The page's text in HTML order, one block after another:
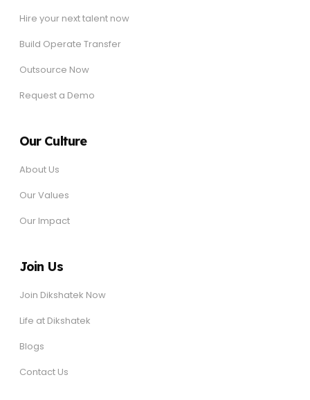
Hire your next talent now
Build Operate Transfer
Outsource Now
Request a Demo
Our Culture
About Us
Our Values
Our Impact
Join Us
Join Dikshatek Now
Life at Dikshatek
Blogs
Contact Us